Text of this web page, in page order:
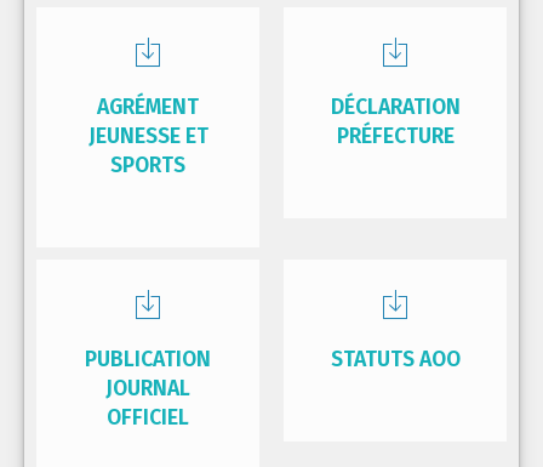
AGRÉMENT
JEUNESSE ET
SPORTS
DÉCLARATION
PRÉFECTURE
PUBLICATION
JOURNAL
OFFICIEL
STATUTS AOO